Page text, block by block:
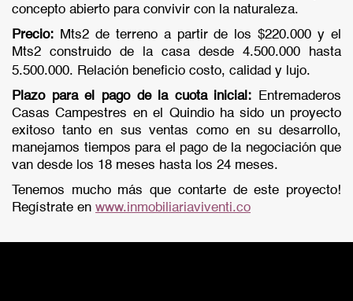
concepto abierto para convivir con la naturaleza.
Precio: Mts2 de terreno a partir de los $220.000 y el
Mts2 construido de la casa desde 4.500.000 hasta
5.500.000. Relación beneficio costo, calidad y lujo.
Plazo para el pago de la cuota inicial:
Entremaderos
Casas Campestres en el Quindio ha sido un proyecto
exitoso tanto en sus ventas como en su desarrollo,
manejamos tiempos para el pago de la negociación que
van desde los 18 meses hasta los 24 meses.
Tenemos mucho más que contarte de este proyecto!
Regístrate en www.inmobiliariaviventi.co